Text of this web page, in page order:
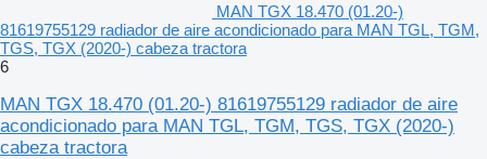
MAN TGX 18.470 (01.20-)
81619755129 radiador de aire acondicionado para MAN TGL, TGM,
TGS, TGX (2020-) cabeza tractora
6
MAN TGX 18.470 (01.20-) 81619755129 radiador de aire
acondicionado para MAN TGL, TGM, TGS, TGX (2020-)
cabeza tractora